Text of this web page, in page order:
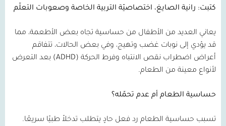
كتبت: رانية الصايغ، اختصاصيّة التربية الخاصة وصعوبات التعلّم
يعاني العديد من الأطفال من حساسية تجاه بعض الأطعمة، مما
قد يؤدي إلى نوبات غضب وتهيج، وفي بعض الحالات، تتفاقم
أعراض اضطراب نقص الانتباه وفرط الحركة (ADHD)
بعد التعرض
لأنواع معينة من الطعام.
حساسية الطعام أم عدم تحمّله؟
تسبب حساسية الطعام رد فعل حادٍ يتطلب تدخلاً طبيًا سريعًا.